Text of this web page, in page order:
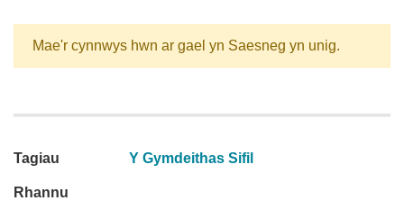
Mae'r cynnwys hwn ar gael yn Saesneg yn unig.
Tagiau Y Gymdeithas Sifil
Rhannu